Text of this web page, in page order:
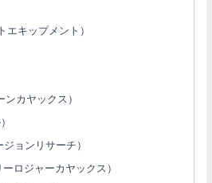
エキップメント）
ンカヤックス）
ョンリサーチ）
ロジャーカヤックス）